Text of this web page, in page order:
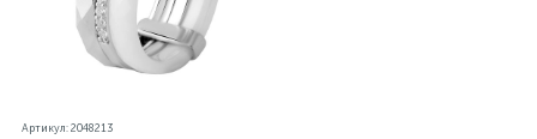
Артикул: 2048213